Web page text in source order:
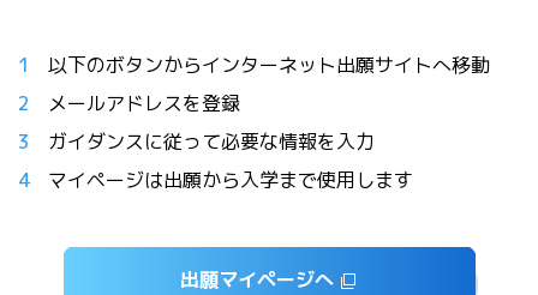
以下のボタンからインターネット出願サイトへ移動
メールアドレスを登録
ガイダンスに従って必要な情報を入力
マイページは出願から入学まで使用します
出願マイページへ